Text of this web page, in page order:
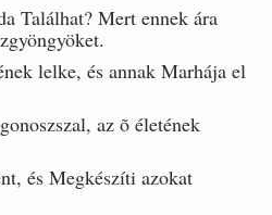
Találhat? Mert ennek ára
lelke, és annak Marhája el
az õ életének
és Megkészíti azokat